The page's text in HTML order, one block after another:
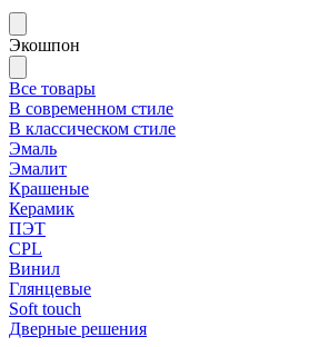
Экошпон
Все товары
В современном стиле
В классическом стиле
Эмаль
Эмалит
Крашеные
Керамик
ПЭТ
CPL
Винил
Глянцевые
Soft touch
Дверные решения